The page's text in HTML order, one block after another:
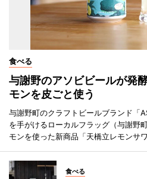
食べる
与謝野のアソビビールが発
モンを皮ごと使う
与謝野町のクラフトビールブランド「
を手がけるローカルフラッグ（与謝野
モンを使った新商品「天橋立レモンサ
食べる